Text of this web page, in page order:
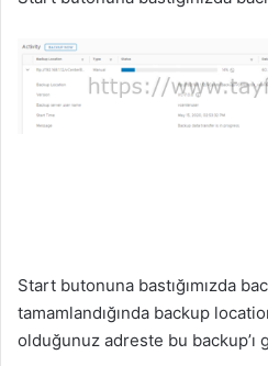
Start butonuna bastığımızda
tamamlandığında backup
olduğunuz adreste bu backup’ı